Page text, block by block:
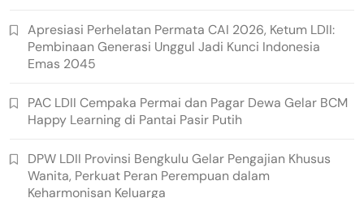
Apresiasi Perhelatan Permata CAI 2026, Ketum LDII:
Pembinaan Generasi Unggul Jadi Kunci Indonesia
Emas 2045
PAC LDII Cempaka Permai dan Pagar Dewa Gelar BCM
Happy Learning di Pantai Pasir Putih
DPW LDII Provinsi Bengkulu Gelar Pengajian Khusus
Wanita, Perkuat Peran Perempuan dalam
Keharmonisan Keluarga